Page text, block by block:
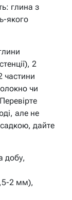
глина з
якого
2
частини
чи
але не
дайте
добу,
2 мм),